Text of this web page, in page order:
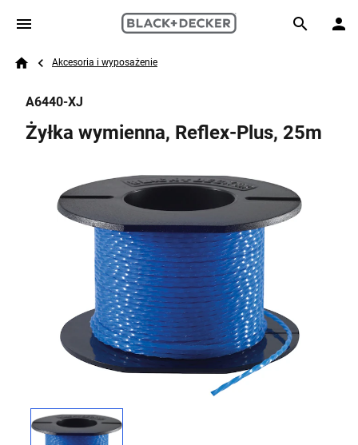
Skip to main content
Search
Breadcrumb
Akcesoria i wyposażenie
A6440-XJ
Żyłka wymienna, Reflex-Plus, 25m